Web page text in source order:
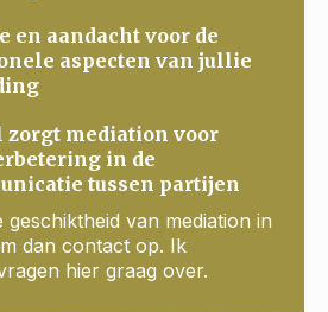
en aandacht voor de
aspecten van jullie
zorgt mediation voor
in de
tussen partijen
van mediation in
dan contact op. Ik
hier graag over.